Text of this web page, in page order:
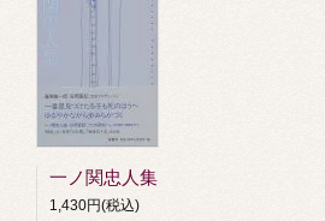
一ノ関忠人集
1,430円(税込)